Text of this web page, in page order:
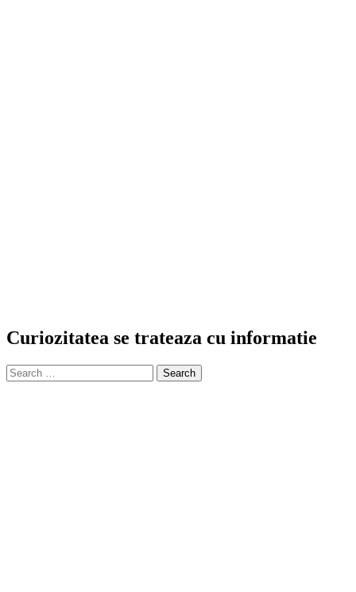
Curiozitatea se trateaza cu informatie
Search
for: